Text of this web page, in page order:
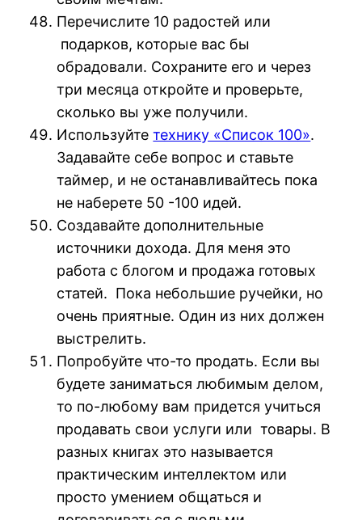
Перечислите 10 радостей или
подарков, которые вас бы
обрадовали. Сохраните его и через
три месяца откройте и проверьте,
сколько вы уже получили.
Используйтетехнику «Список 100».
Задавайте себе вопрос и ставьте
таймер, и не останавливайтесь пока
не наберете 50 -100 идей.
Создавайте дополнительные
источники дохода. Для меня это
работа с блогом и продажа готовых
статей. Пока небольшие ручейки, но
очень приятные. Один из них должен
выстрелить.
Попробуйте что-то продать. Если вы
будете заниматься любимым делом,
то по-любому вам придется учиться
продавать свои услуги или товары. В
разных книгах это называется
практическим интеллектом или
просто умением общаться и